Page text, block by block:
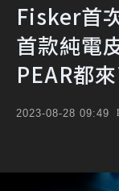
Fisker首
首款純電
PEAR都來
2023-08-28 09:49